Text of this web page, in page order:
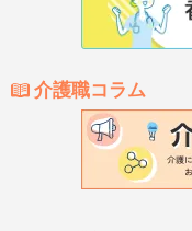
介護職コラム